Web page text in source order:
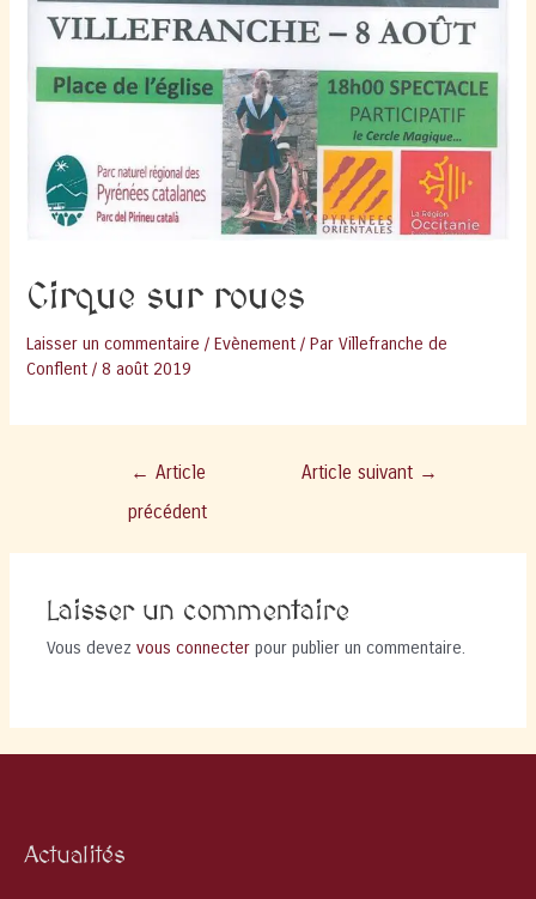
Cirque sur roues
Laisser un commentaire /Evènement / ParVillefranche de
Conflent /8 août 2019
← Article
précédent
Article suivant →
Laisser un commentaire
Vous devezvous connecter pour publier un commentaire.
Actualités